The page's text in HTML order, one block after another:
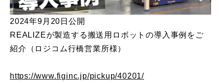
2024年9月20日公開
REALIZEが製造する搬送用ロボットの導入事例をご
紹介（ロジコム行橋営業所様）
https://www.figinc.jp/pickup/40201/